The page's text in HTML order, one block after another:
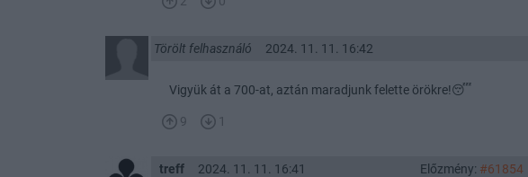
Törölt felhasználó 2024. 11. 11. 16:42
Vigyük át a 700-at, aztán maradjunk felette örökre!😴
9 1
treff 2024. 11. 11. 16:41 Előzmény: #61854